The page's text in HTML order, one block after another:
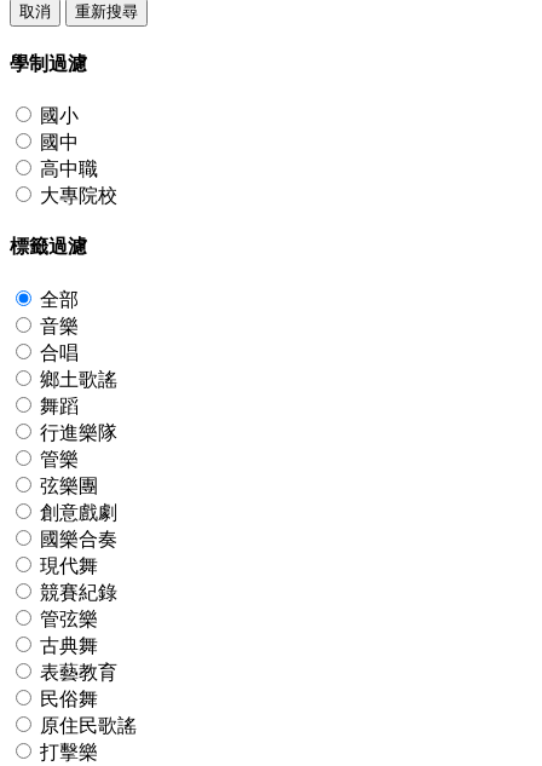
取消 重新搜尋
學制過濾
國小
國中
高中職
大專院校
標籤過濾
全部
音樂
合唱
鄉土歌謠
舞蹈
行進樂隊
管樂
弦樂團
創意戲劇
國樂合奏
現代舞
競賽紀錄
管弦樂
古典舞
表藝教育
民俗舞
原住民歌謠
打擊樂